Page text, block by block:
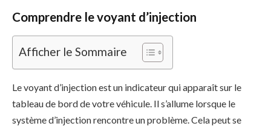
Comprendre le voyant d’injection
Afficher le Sommaire
Le voyant d’injection est un indicateur qui apparaît sur le
tableau de bord de votre véhicule. Il s’allume lorsque le
système d’injection rencontre un problème. Cela peut se